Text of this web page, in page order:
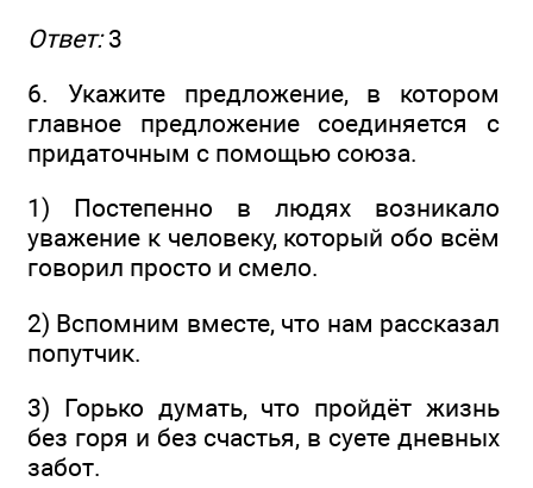
Ответ:3
6. Укажите предложение, в котором
главное предложение соединяется с
придаточным с помощью союза.
1) Постепенно в людях возникало
уважение к человеку, который обо всём
говорил просто и смело.
2) Вспомним вместе, что нам рассказал
попутчик.
3) Горько думать, что пройдёт жизнь
без горя и без счастья, в суете дневных
забот.